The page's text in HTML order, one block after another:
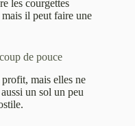
les courgettes
il peut faire une
de pouce
mais elles ne
un sol un peu